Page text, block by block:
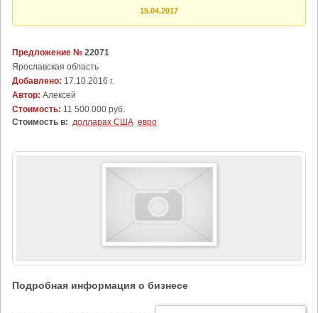
15.04.2017
Предложение № 22071
Ярославская область
Добавлено: 17.10.2016 г.
Автор: Алексей
Стоимость: 11 500 000 руб.
Стоимость в: долларах США евро
Подробная информация о бизнесе